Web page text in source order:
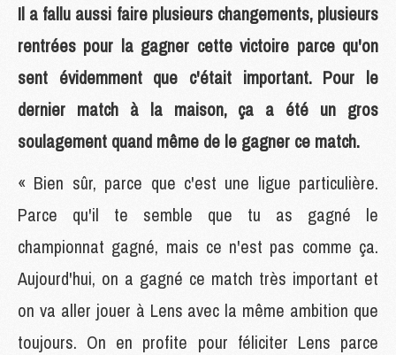
Il a fallu aussi faire plusieurs changements, plusieurs
rentrées pour la gagner cette victoire parce qu'on
sent évidemment que c'était important. Pour le
dernier match à la maison, ça a été un gros
soulagement quand même de le gagner ce match.
« Bien sûr, parce que c'est une ligue particulière.
Parce qu'il te semble que tu as gagné le
championnat gagné, mais ce n'est pas comme ça.
Aujourd'hui, on a gagné ce match très important et
on va aller jouer à Lens avec la même ambition que
toujours. On en profite pour féliciter Lens parce